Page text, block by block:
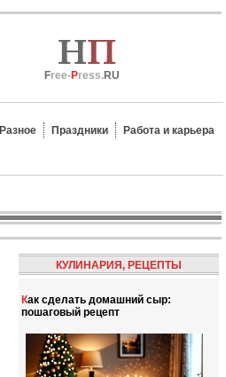
Free-Press.RU
Разное Праздники
Работа и карьера
КУЛИНАРИЯ, РЕЦЕПТЫ
Как сделать домашний сыр:
пошаговый рецепт